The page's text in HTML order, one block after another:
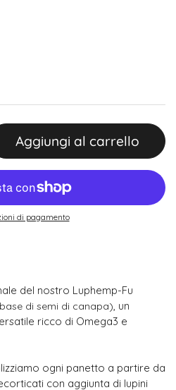
Aggiungi al carrello
di pagamento
del nostro Luphemp-Fu
di semi di canapa), un
ricco di Omega3 e
ogni panetto a partire da
con aggiunta di lupini